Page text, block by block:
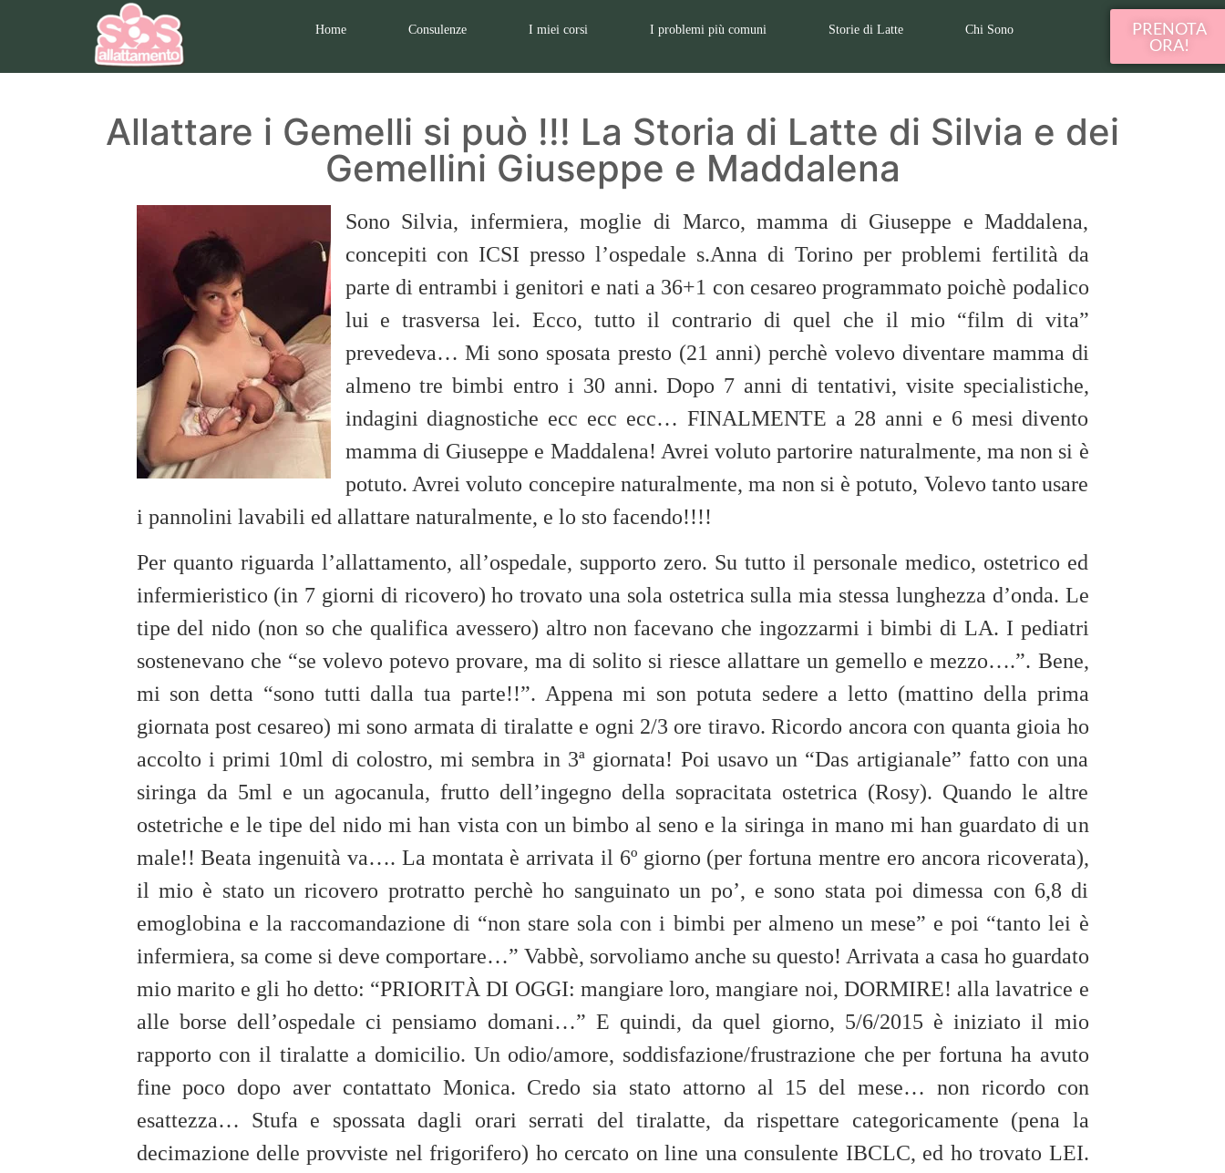
Home Consulenze I miei corsi I problemi più comuni Storie di Latte Chi Sono
PRENOTA
ORA!
Allattare i Gemelli si può !!! La Storia di Latte di Silvia e dei
Gemellini Giuseppe e Maddalena
Sono Silvia, infermiera, moglie di Marco, mamma di Giuseppe e Maddalena,
concepiti con ICSI presso l’ospedale s.Anna di Torino per problemi fertilità da
parte di entrambi i genitori e nati a 36+1 con cesareo programmato poichè podalico
lui e trasversa lei. Ecco, tutto il contrario di quel che il mio “film di vita”
prevedeva… Mi sono sposata presto (21 anni) perchè volevo diventare mamma di
almeno tre bimbi entro i 30 anni. Dopo 7 anni di tentativi, visite specialistiche,
indagini diagnostiche ecc ecc ecc… FINALMENTE a 28 anni e 6 mesi divento
mamma di Giuseppe e Maddalena! Avrei voluto partorire naturalmente, ma non si è
potuto. Avrei voluto concepire naturalmente, ma non si è potuto, Volevo tanto usare
i pannolini lavabili ed allattare naturalmente, e lo sto facendo!!!!
Per quanto riguarda l’allattamento, all’ospedale, supporto zero. Su tutto il personale medico, ostetrico ed
infermieristico (in 7 giorni di ricovero) ho trovato una sola ostetrica sulla mia stessa lunghezza d’onda. Le
tipe del nido (non so che qualifica avessero) altro non facevano che ingozzarmi i bimbi di LA. I pediatri
sostenevano che “se volevo potevo provare, ma di solito si riesce allattare un gemello e mezzo….”. Bene,
mi son detta “sono tutti dalla tua parte!!”. Appena mi son potuta sedere a letto (mattino della prima
giornata post cesareo) mi sono armata di tiralatte e ogni 2/3 ore tiravo. Ricordo ancora con quanta gioia ho
accolto i primi 10ml di colostro, mi sembra in 3ª giornata! Poi usavo un “Das artigianale” fatto con una
siringa da 5ml e un agocanula, frutto dell’ingegno della sopracitata ostetrica (Rosy). Quando le altre
ostetriche e le tipe del nido mi han vista con un bimbo al seno e la siringa in mano mi han guardato di un
male!! Beata ingenuità va…. La montata è arrivata il 6º giorno (per fortuna mentre ero ancora ricoverata),
il mio è stato un ricovero protratto perchè ho sanguinato un po’, e sono stata poi dimessa con 6,8 di
emoglobina e la raccomandazione di “non stare sola con i bimbi per almeno un mese” e poi “tanto lei è
infermiera, sa come si deve comportare…” Vabbè, sorvoliamo anche su questo! Arrivata a casa ho guardato
mio marito e gli ho detto: “PRIORITÀ DI OGGI: mangiare loro, mangiare noi, DORMIRE! alla lavatrice e
alle borse dell’ospedale ci pensiamo domani…” E quindi, da quel giorno, 5/6/2015 è iniziato il mio
rapporto con il tiralatte a domicilio. Un odio/amore, soddisfazione/frustrazione che per fortuna ha avuto
fine poco dopo aver contattato Monica. Credo sia stato attorno al 15 del mese… non ricordo con
esattezza… Stufa e spossata dagli orari serrati del tiralatte, da rispettare categoricamente (pena la
decimazione delle provviste nel frigorifero) ho cercato on line una consulente IBCLC, ed ho trovato LEI.